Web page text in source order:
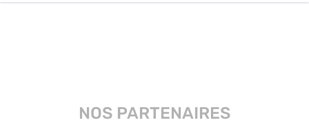
NOS PARTENAIRES